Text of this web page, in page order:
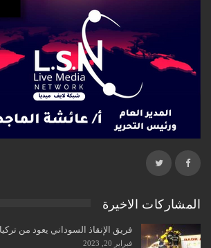
المشاركات الاخيرة
فريق الإنقاذ السوداني يعود من تركيا
فبراير 20, 2023